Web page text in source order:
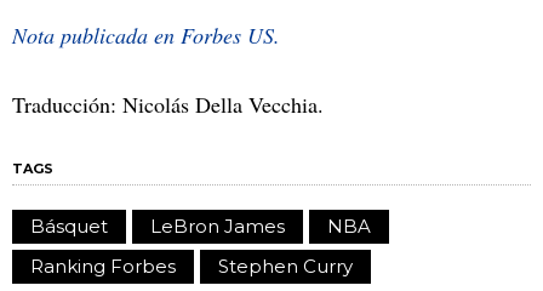
Nota publicada en Forbes US.
Traducción: Nicolás Della Vecchia.
TAGS
Básquet LeBron James
NBA
Ranking Forbes
Stephen Curry